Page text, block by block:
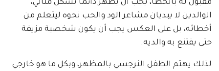
مقبول له بالخطأ، يجب أن يظهر دائماً بشكل مثالي،
الوالدين لا يبديان مشاعر الود والحب نحوه ليتعلم من
أخطائه، بل على العكس يجب أن يكون شخصية مزيفة
حتى يقتنع به والديه.
لذلك يهتم الطفل النرجسي بالمظهر، وبكل ما هو خارجي